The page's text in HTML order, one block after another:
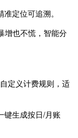
定位可追溯。
增也不慌，智能分
定义计费规则，适
键生成按日/月账